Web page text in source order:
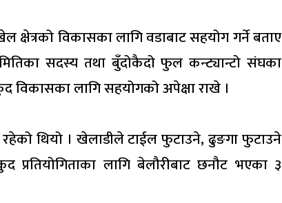
क्षेत्रको विकासका लागि वडाबाट सहयोग गर्ने बताए
सदस्य तथा बुँदोकैदो फुल कन्ट्यान्टो संघका
विकासका लागि सहयोगको अपेक्षा राखे ।
रहेको थियो । खेलाडीले टाईल फुटाउने, ढुङगा फुटाउने
प्रतियोगिताका लागि बेलौरीबाट छनौट भएका ३